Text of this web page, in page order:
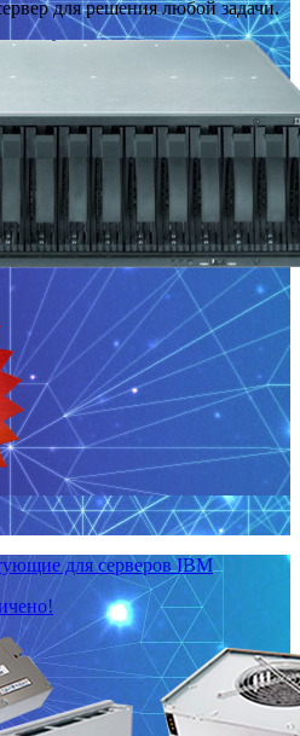
для решения любой задачи.
для серверов IBM